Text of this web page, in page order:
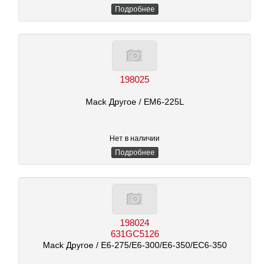
Подробнее
198025
Mack Другое / EM6-225L
Нет в наличии
Подробнее
198024
631GC5126
Mack Другое / E6-275/E6-300/E6-350/EC6-350